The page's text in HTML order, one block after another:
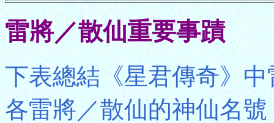
雷將／散仙重要事蹟
下表總結《星君傳奇》
各雷將／散仙的神仙名